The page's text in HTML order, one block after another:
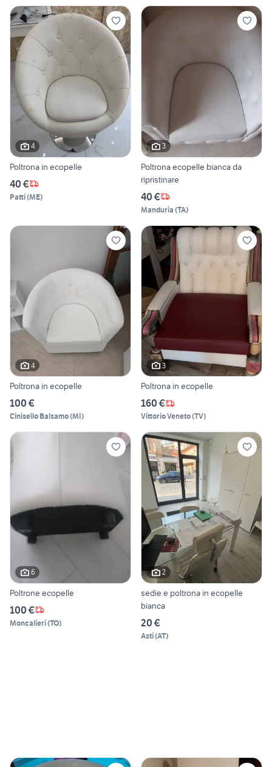
4
Poltrona in ecopelle
40 €
Patti(ME)
3
Poltrona ecopelle bianca da
ripristinare
40 €
Manduria (TA)
4
Poltrona in ecopelle
100 €
Cinisello Balsamo(MI)
3
Poltrona in ecopelle
160 €
Vittorio Veneto(TV)
6
Poltrone ecopelle
100 €
Moncalieri(TO)
2
sedie e poltrona in ecopelle
bianca
20 €
Asti(AT)